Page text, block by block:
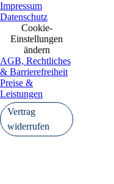
Impressum
Datenschutz
Cookie-
Einstellungen
ändern
AGB, Rechtliches
& Barrierefreiheit
Preise &
Leistungen
Vertrag
widerrufen